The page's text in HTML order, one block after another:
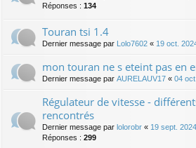
Réponses : 134
Touran tsi 1.4
Dernier message par Lolo7602 « 19 oct.
mon touran ne s eteint pas en
Dernier message par AURELAUV17 « 04
Régulateur de vitesse -
rencontrés
Dernier message par lolorobr « 19 sept.
Réponses : 299